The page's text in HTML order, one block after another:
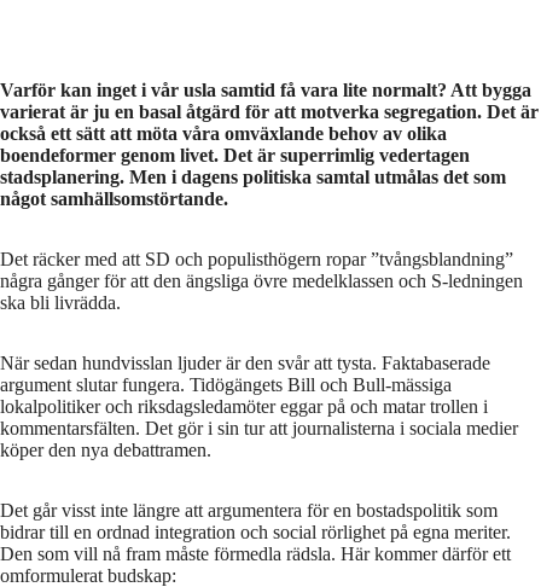
Varför kan inget i vår usla samtid få vara lite normalt? Att bygga
varierat är ju en basal åtgärd för att motverka segregation. Det är
också ett sätt att möta våra omväxlande behov av olika
boendeformer genom livet. Det är superrimlig vedertagen
stadsplanering. Men i dagens politiska samtal utmålas det som
något samhällsomstörtande.
Det räcker med att SD och populisthögern ropar ”tvångsblandning”
några gånger för att den ängsliga övre medelklassen och S-ledningen
ska bli livrädda.
När sedan hundvisslan ljuder är den svår att tysta. Faktabaserade
argument slutar fungera. Tidögängets Bill och Bull-mässiga
lokalpolitiker och riksdagsledamöter eggar på och matar trollen i
kommentarsfälten. Det gör i sin tur att journalisterna i sociala medier
köper den nya debattramen.
Det går visst inte längre att argumentera för en bostadspolitik som
bidrar till en ordnad integration och social rörlighet på egna meriter.
Den som vill nå fram måste förmedla rädsla. Här kommer därför ett
omformulerat budskap: